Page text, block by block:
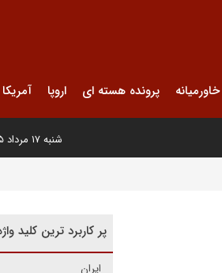
خاورمیانه پرونده هسته ای اروپا آمریکا
شنبه ۱۷ مرداد ۱۴۰۵
پر کاربرد ترین کلید
ایران